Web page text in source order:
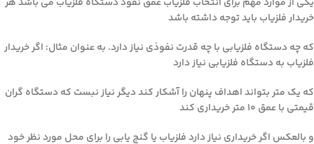
یکی از موارد مهم برای انتخاب فلزیاب عمق نفوذ دستگاه فلزیاب می باشد هر
خریدار فلزیاب باید توجه داشته باشد
که چه دستگاه فلزیابی با چه قدرت نفوذی نیاز دارد. به عنوان مثال: اگر خریدار
فلزیاب به دستگاه فلزیابی نیاز دارد
که یک متر بتواند اهداف پنهان را آشکار کند دیگر نیاز نبست که دستگاه گران
قیمتی با عمق ۱۰ متر خریداری کند
و بالعکس اگر خریداری نیاز دارد فلزیاب یا گنج یابی را برای محل مورد نظر خود